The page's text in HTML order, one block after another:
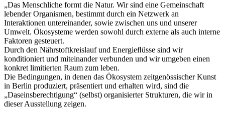
„Das Menschliche formt die Natur. Wir sind eine Gemeinschaft
lebender Organismen, bestimmt durch ein Netzwerk an
Interaktionen untereinander, sowie zwischen uns und unserer
Umwelt. Ökosysteme werden sowohl durch externe als auch interne
Faktoren gesteuert.
Durch den Nährstoftkreislauf und Energieﬂüsse sind wir
konditioniert und miteinander verbunden und wir umgeben einen
konkret limitierten Raum zum leben.
Die Bedingungen, in denen das Ökosystem zeitgenössischer Kunst
in Berlin produziert, präsentiert und erhalten wird, sind die
„Daseinsberechtigung“ (selbst) organisierter Strukturen, die wir in
dieser Ausstellung zeigen.